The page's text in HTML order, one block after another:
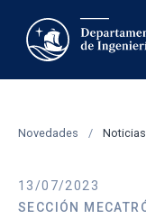
Novedades / Noticias
13/07/2023
SECCIÓN